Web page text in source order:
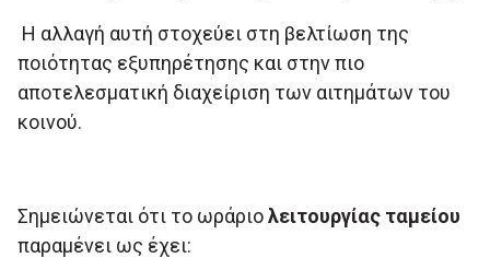
Η αλλαγή αυτή στοχεύει στη βελτίωση της
ποιότητας εξυπηρέτησης και στην πιο
αποτελεσματική διαχείριση των αιτημάτων του
κοινού.
Σημειώνεται ότι το ωράριολειτουργίας ταμείου
παραμένει ως έχει: